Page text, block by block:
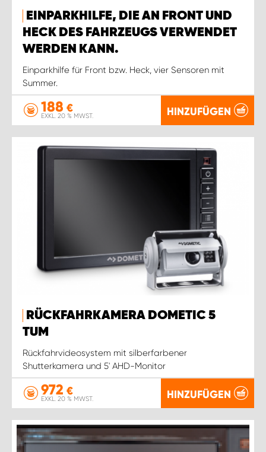
EINPARKHILFE, DIE AN FRONT UND
HECK DES FAHRZEUGS VERWENDET
WERDEN KANN.
Einparkhilfe für Front bzw. Heck, vier Sensoren mit
Summer.
188 €
EXKL. 20 % MWST. HINZUFÜGEN
RÜCKFAHRKAMERA DOMETIC 5
TUM
Rückfahrvideosystem mit silberfarbener
Shutterkamera und 5' AHD-Monitor
972 €
EXKL. 20 % MWST. HINZUFÜGEN